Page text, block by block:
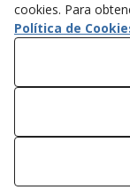
cookies. Para
Política de
/**/